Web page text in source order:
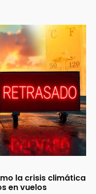
la crisis climática
en vuelos